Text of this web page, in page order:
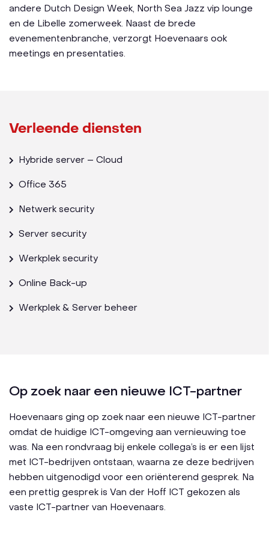
andere Dutch Design Week, North Sea Jazz vip lounge
en de Libelle zomerweek. Naast de brede
evenementenbranche, verzorgt Hoevenaars ook
meetings en presentaties.
Verleende diensten
Hybride server – Cloud
Office 365
Netwerk security
Server security
Werkplek security
Online Back-up
Werkplek & Server beheer
Op zoek naar een nieuwe ICT-partner
Hoevenaars ging op zoek naar een nieuwe ICT-partner
omdat de huidige ICT-omgeving aan vernieuwing toe
was. Na een rondvraag bij enkele collega’s is er een lijst
met ICT-bedrijven ontstaan, waarna ze deze bedrijven
hebben uitgenodigd voor een oriënterend gesprek. Na
een prettig gesprek is Van der Hoff ICT gekozen als
vaste ICT-partner van Hoevenaars.